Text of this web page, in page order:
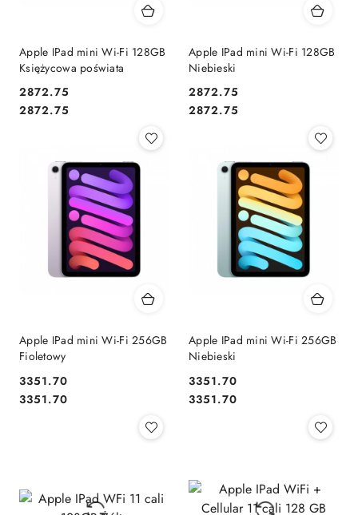
Apple IPad mini Wi-Fi 128GB
Księżycowa poświata
Cena:
2872.75
Cena:
2872.75
Apple IPad mini Wi-Fi 128GB
Niebieski
Cena:
2872.75
Cena:
2872.75
Apple IPad mini Wi-Fi 256GB
Fioletowy
Cena:
3351.70
Cena:
3351.70
Apple IPad mini Wi-Fi 256GB
Niebieski
Cena:
3351.70
Cena:
3351.70